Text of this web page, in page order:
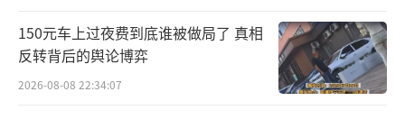
150元车上过夜费到底谁被做局了 真相
反转背后的舆论博弈
2026-08-08 22:34:07